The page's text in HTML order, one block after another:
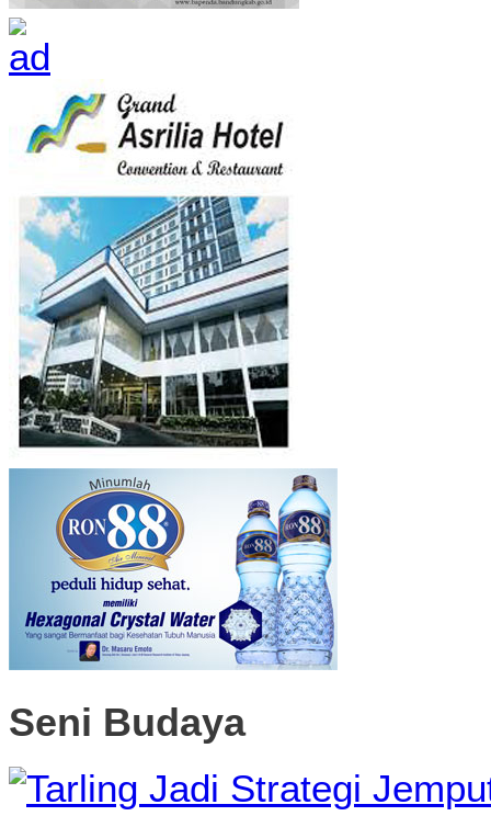
Seni Budaya